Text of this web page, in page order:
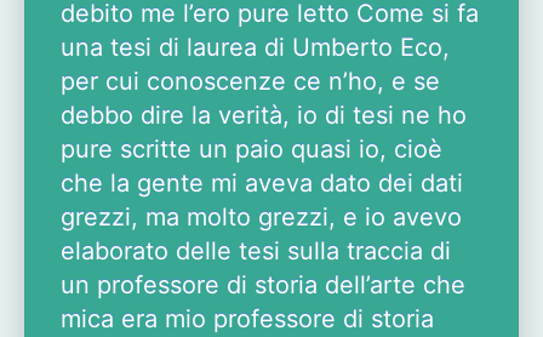
debito me l’ero pure letto Come si fa
una tesi di laurea di Umberto Eco,
per cui conoscenze ce n’ho, e se
debbo dire la verità, io di tesi ne ho
pure scritte un paio quasi io, cioè
che la gente mi aveva dato dei dati
grezzi, ma molto grezzi, e io avevo
elaborato delle tesi sulla traccia di
un professore di storia dell’arte che
mica era mio professore di storia